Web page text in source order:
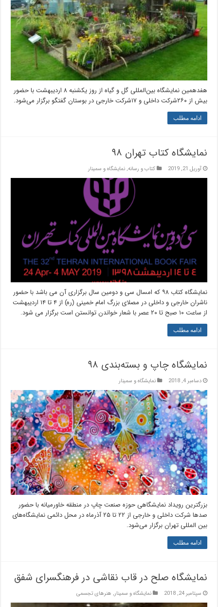
هفدهمین نمایشگاه بین‌المللی گل و گیاه از روز یکشنبه ۸ اردیبهشت با حضور
بیش از ۲۶۰شرکت داخلی و ۱۷شرکت خارجی در بوستان گفتگو برگزار می‌شود.
ادامه مطلب
نمایشگاه کتاب تهران ۹۸
آوریل 21, 2019 کتاب و رسانه,نمایشگاه و سمینار
نمایشگاه کتاب ۹۸ که امسال سی و دومین سال برگزاری آن می باشد با حضور
ناشران خارجی و داخلی در مصلای بزرگ امام خمینی (ره) از ۴ تا ۱۴ اردیبهشت
از ساعت ۱۰ صبح تا ۲۰ عصر با شعار خواندن توانستن است برگزار می شود.
ادامه مطلب
نمایشگاه چاپ و بسته‌بندی ۹۸
دسامبر 4, 2018 نمایشگاه و سمینار
بزرگترین رویداد نمایشگاهی حوزه صنعت چاپ در منطقه خاورمیانه با حضور
صد‌ها شرکت داخلی و خارجی از ۲۲ تا ۲۵ آذرماه در محل دائمی نمایشگاه‌های
بین المللی تهران برگزار می‌شود.
ادامه مطلب
نمایشگاه صلح در قاب نقاشی در فرهنگسرای شفق
سپتامبر 24, 2018 نمایشگاه و سمینار, هنرهای تجسمی